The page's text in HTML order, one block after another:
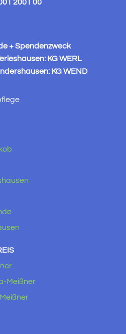
2001 00
+ Spendenzweck
KG WERL
KG WEND
Meißner